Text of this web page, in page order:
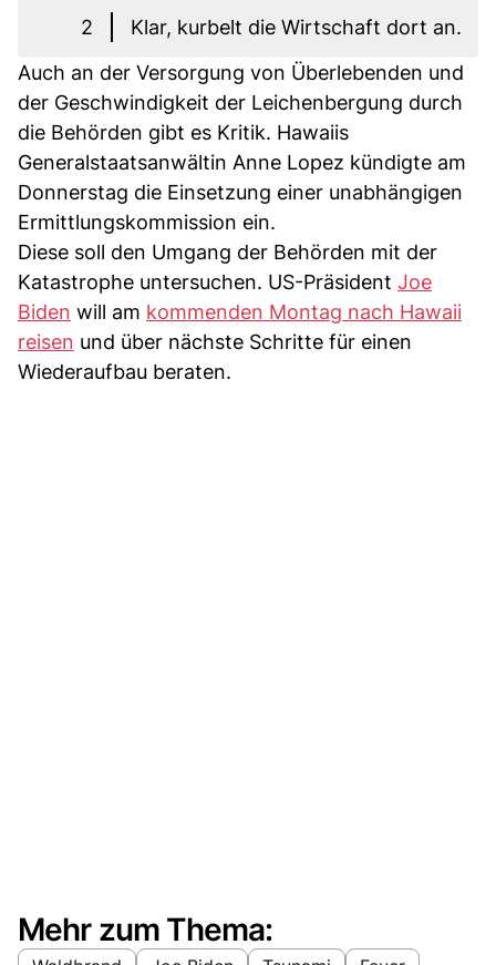
2
Klar, kurbelt die Wirtschaft dort an.
Auch an der Versorgung von Überlebenden und
der Geschwindigkeit der Leichenbergung durch
die Behörden gibt es Kritik. Hawaiis
Generalstaatsanwältin Anne Lopez kündigte am
Donnerstag die Einsetzung einer unabhängigen
Ermittlungskommission ein.
Diese soll den Umgang der Behörden mit der
Katastrophe untersuchen. US-Präsident Joe
Biden will am kommenden Montag nach Hawaii
reisen und über nächste Schritte für einen
Wiederaufbau beraten.
Mehr zum Thema: